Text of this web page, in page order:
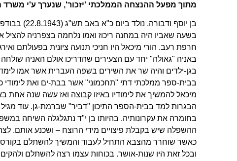
מתוך מפעל ההנצחה הממלכתי 'יזכור', שנערך ע'י משרד
בן יוסף
בשעה שאביו היה במחנה ריכוז ואמו נלחמה בצפרניה
באניה "גאולה" יחד עם הצעירים שהדריכו אולם האניה
בבית-ספר ממלכתי דתי "תחכמוני" אשר בבת-ים ואת
מיכאל להמשיך את לימודיו באיזו קבוצה ואז עשה שנה אחת
הבגרות למד בבית-הספר התיכון "דביר" שברמת-גן. עוד
בחומרה את עקרונותיה. בהיותו בן י"ד נתגלגלה השיחה
כאשר שוחרר מהצבא התחיל לעבוד והמשיך להשתלם בקורס
ובכל זאת היו שנות-אושר. בכוחות עצמו רצה להשתלם